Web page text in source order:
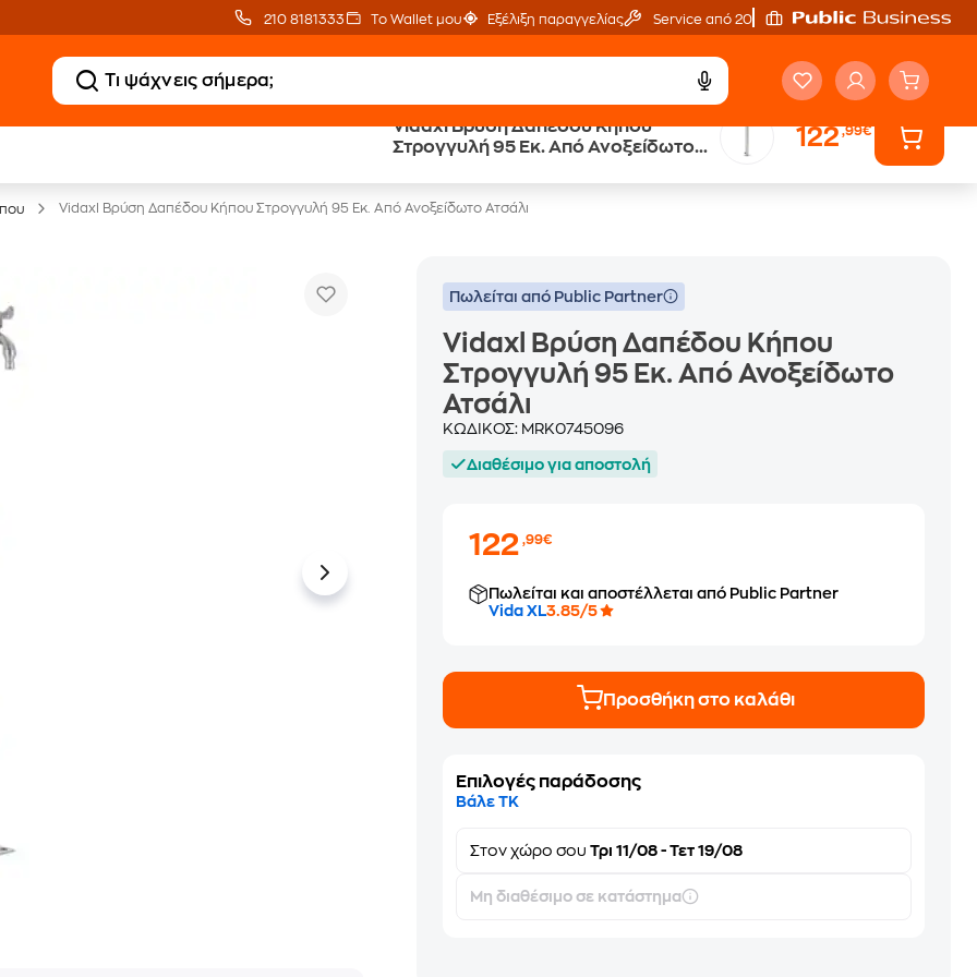
210 8181333 Το Wallet μου Εξέλιξη παραγγελίας Service από 20'
Vidaxl Βρύση Δαπέδου Κήπου
Στρογγυλή 95 Εκ. Από Ανοξείδωτο
122,99€
Vidaxl Βρύση Δαπέδου Κήπου Στρογγυλή 95 Εκ. Από Ανοξείδωτο Ατσάλι
Πωλείται από Public Partner
Vidaxl Βρύση Δαπέδου Κήπου
Στρογγυλή 95 Εκ. Από Ανοξείδωτο
Ατσάλι
ΚΩΔΙΚΟΣ: MRK0745096
Διαθέσιμο για αποστολή
122,99€
Πωλείται και αποστέλλεται από Public Partner
Vida XL3.85/5
Προσθήκη στο καλάθι
Επιλογές παράδοσης
Βάλε ΤΚ
Στονχώρο σου Τρι 11/08 - Τετ 19/08
Μη διαθέσιμο σε κατάστημα